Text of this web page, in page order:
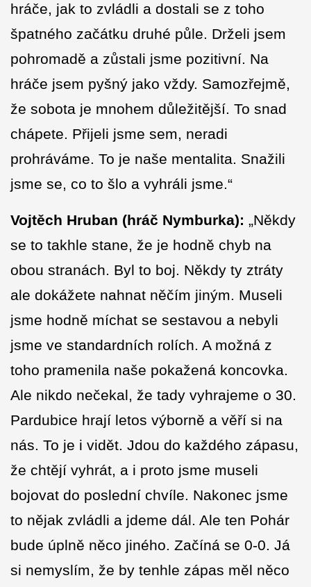
hráče, jak to zvládli a dostali se z toho
špatného začátku druhé půle. Drželi jsem
pohromadě a zůstali jsme pozitivní. Na
hráče jsem pyšný jako vždy. Samozřejmě,
že sobota je mnohem důležitější. To snad
chápete. Přijeli jsme sem, neradi
prohráváme. To je naše mentalita. Snažili
jsme se, co to šlo a vyhráli jsme.“
Vojtěch Hruban (hráč Nymburka): „Někdy
se to takhle stane, že je hodně chyb na
obou stranách. Byl to boj. Někdy ty ztráty
ale dokážete nahnat něčím jiným. Museli
jsme hodně míchat se sestavou a nebyli
jsme ve standardních rolích. A možná z
toho pramenila naše pokažená koncovka.
Ale nikdo nečekal, že tady vyhrajeme o 30.
Pardubice hrají letos výborně a věří si na
nás. To je i vidět. Jdou do každého zápasu,
že chtějí vyhrát, a i proto jsme museli
bojovat do poslední chvíle. Nakonec jsme
to nějak zvládli a jdeme dál. Ale ten Pohár
bude úplně něco jiného. Začíná se 0-0. Já
si nemyslím, že by tenhle zápas měl něco